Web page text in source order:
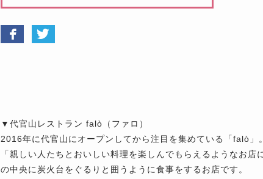
▼代官山レストラン falò（ファロ）
2016年に代官山にオープンしてから注目を集めている「falò」
「親しい人たちとおいしい料理を楽しんでもらえるようなお
の中央に炭火台をぐるりと囲うように食事をするお店です。